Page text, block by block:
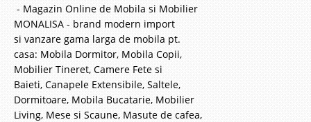
- Magazin Online de Mobila si Mobilier
MONALISA - brand modern import
si vanzare gama larga de mobila pt.
casa: Mobila Dormitor, Mobila Copii,
Mobilier Tineret, Camere Fete si
Baieti, Canapele Extensibile, Saltele,
Dormitoare, Mobila Bucatarie, Mobilier
Living, Mese si Scaune, Masute de cafea,